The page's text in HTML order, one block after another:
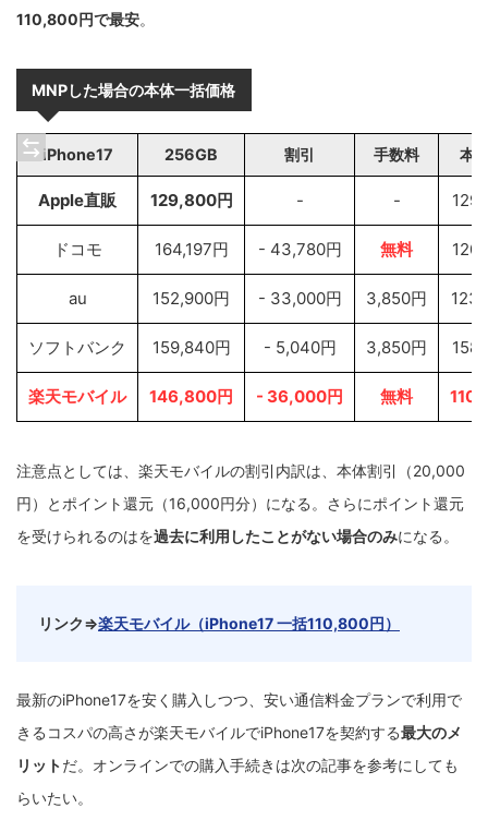
110,800円で最安。
MNPした場合の本体一括価格
iPhone17 256GB 割引 手数料 本
Apple直販 129,800円 - -
ドコモ 164,197円 - 43,780円 無料
au 152,900円 - 33,000円 3,850円
ソフトバンク 159,840円 - 5,040円 3,850円
楽天モバイル 146,800円 - 36,000円 無料
注意点としては、楽天モバイルの割引内訳は、本体割引（20,000
円）とポイント還元（16,000円分）になる。さらにポイント還元
を受けられるのはを過去に利用したことがない場合のみになる。
リンク⇒楽天モバイル（iPhone17 一括110,800円）
最新のiPhone17を安く購入しつつ、安い通信料金プランで利用で
きるコスパの高さが楽天モバイルでiPhone17を契約する最大のメ
リットだ。オンラインでの購入手続きは次の記事を参考にしても
らいたい。